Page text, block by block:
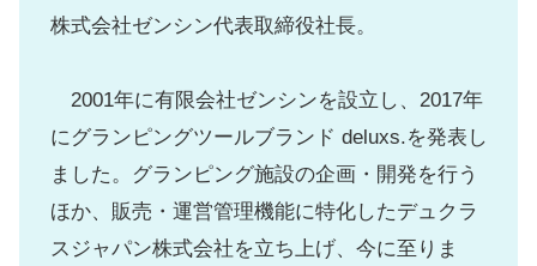
株式会社ゼンシン代表取締役社長。
2001年に有限会社ゼンシンを設立し、2017年
にグランピングツールブランド deluxs.を発表し
ました。グランピング施設の企画・開発を行う
ほか、販売・運営管理機能に特化したデュクラ
スジャパン株式会社を立ち上げ、今に至りま